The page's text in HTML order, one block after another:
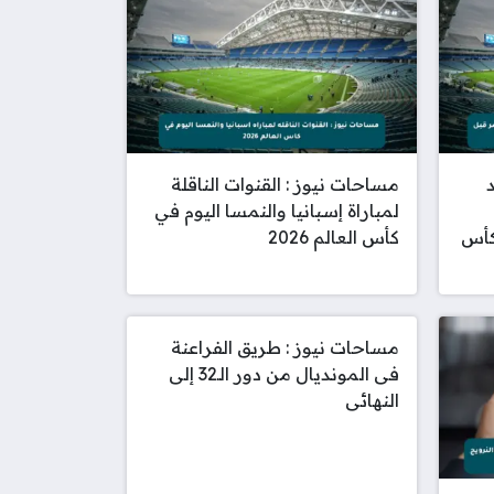
مساحات نيوز : القنوات الناقلة
لمباراة إسبانيا والنمسا اليوم في
كأس العالم 2026
مساحات نيوز : طريق الفراعنة
فى المونديال من دور الـ32 إلى
النهائى